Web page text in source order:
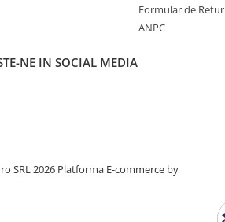
Formular de Retur
ANPC
NE IN SOCIAL MEDIA
SRL 2026 Platforma E-commerce by